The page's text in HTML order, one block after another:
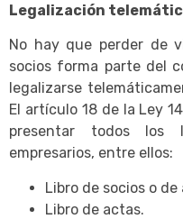
Legalización
No hay que perder de
socios forma parte del
legalizarse
El artículo 18 de la Ley
presentar todos los
empresarios, entre ellos:
Libro de socios o
Libro de actas.